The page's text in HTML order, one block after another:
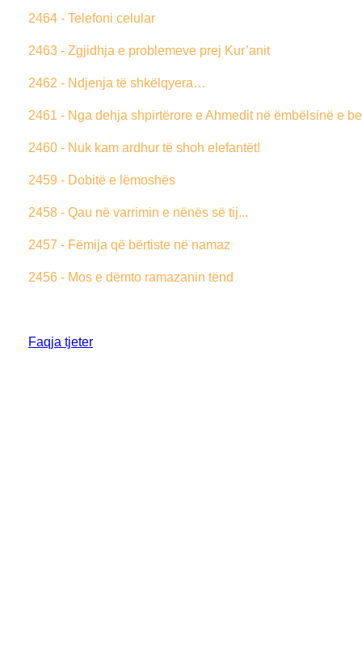
2464 - Telefoni celular
2463 - Zgjidhja e problemeve prej Kur’anit
2462 - Ndjenja të shkëlqyera…
2461 - Nga dehja shpirtërore e Ahmedit në ëmbëlsinë e
2460 - Nuk kam ardhur të shoh elefantët!
2459 - Dobitë e lëmoshës
2458 - Qau në varrimin e nënës së tij...
2457 - Fëmija që bërtiste në namaz
2456 - Mos e dëmto ramazanin tënd
Faqja tjeter